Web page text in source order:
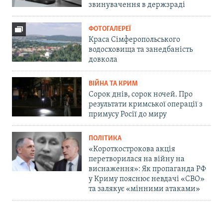
звинувачення в держзраді
ФОТОГАЛЕРЕЇ
Краса Сімферопольського
водосховища та занедбаність
довкола
ВІЙНА ТА КРИМ
Сорок днів, сорок ночей. Про
результати кримської операції з
примусу Росії до миру
ПОЛІТИКА
«Короткострокова акція
перетворилася на війну на
виснаження»: Як пропаганда РФ
у Криму пояснює невдачі «СВО»
та залякує «мінними атаками»